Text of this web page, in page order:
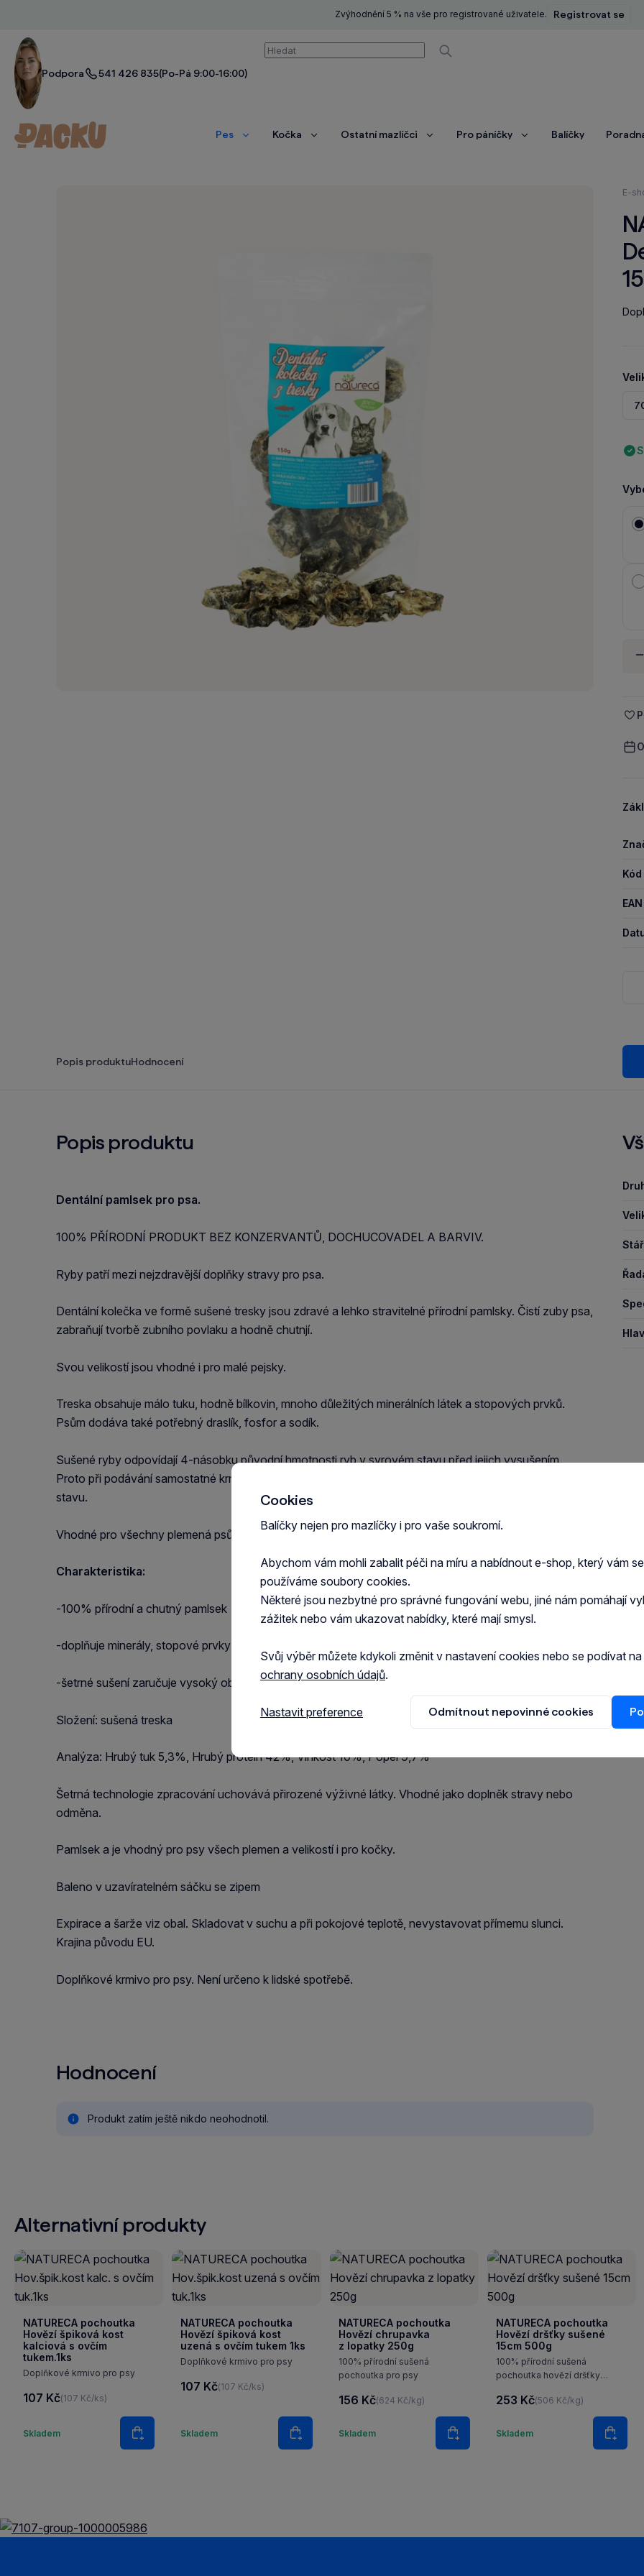
Zvýhodnění 5 % na vše pro registrované uživatele. Registrovat se
Podpora 541 426 835(Po-Pá 9:00-16:00)
Vyhledávání
Vyhledávat
Pes
ZobrazitKočka
ZobrazitOstatní mazlíčci
ZobrazitPro páníčky
ZobrazitBalíčky
zde:
E-
-
EAN
Popis produktuHodnocení
Popis produktu
Dentální pamlsek pro psa.
100% PŘÍRODNÍ PRODUKT BEZ KONZERVANTŮ, DOCHUCOVADEL A BARVIV.
Ryby patří mezi nejzdravější doplňky stravy pro psa.
Dentální kolečka ve formě sušené tresky jsou zdravé a lehko stravitelné přírodní pamlsky. Čistí zuby psa,
zabraňují tvorbě zubního povlaku a hodně chutnjí.
Svou velikostí jsou vhodné i pro malé pejsky.
Treska obsahuje málo tuku, hodně bílkovin, mnoho důležitých minerálních látek a stopových prvků.
Psům dodáva také potřebný draslík, fosfor a sodík.
Sušené ryby odpovídají 4-násobku původní hmotnosti ryb v syrovém stavu před jejich vysušením.
Proto při podávání samostatné krmné dávky sušených ryb počítame z původní hmotnosti v syrovém
stavu.
Vhodné pro všechny plemená psů všech věkových kategorií.
Charakteristika:
-100% přírodní a chutný pamlsek
-doplňuje minerály, stopové prvky a je zdrojem cenných bílkovin
-šetrné sušení zaručuje vysoký obsah přirozených živin a zachování nutričních hodnot
Složení: sušená treska
Analýza: Hrubý tuk 5,3%, Hrubý protein 42%, Vlhkost 10%, Popel 9,7%
Šetrná technologie zpracování uchovává přirozené výživné látky. Vhodné jako doplněk stravy nebo
odměna.
Pamlsek a je vhodný pro psy všech plemen a velikostí i pro kočky.
Baleno v uzavíratelném sáčku se zipem
Expirace a šarže viz obal. Skladovat v suchu a při pokojové teplotě, nevystavovat přímemu slunci.
Krajina původu EU.
Doplňkové krmivo pro psy. Není určeno k lidské spotřebě.
Hodnocení
Produkt zatím ještě nikdo neohodnotil.
Alternativní produkty
NATURECA pochoutka
Hovězí špiková kost
kalciová s ovčím
tukem.1ks
Doplňkové krmivo pro psy
107 Kč(107 Kč/ks)
Skladem
Množství
Do košíku
NATURECA pochoutka
Hovězí špiková kost
uzená s ovčím tukem 1ks
Doplňkové krmivo pro psy
107 Kč(107 Kč/ks)
Skladem
Množství
Do košíku
NATURECA pochoutka
Hovězí chrupavka
z lopatky 250g
100% přírodní sušená
pochoutka pro psy
156 Kč(624 Kč/kg)
Skladem
Množství
Do košíku
NATURECA pochoutka
Hovězí dršťky sušené
15cm 500g
100% přírodní sušená
pochoutka hovězí dršťky
253 Kč(506 Kč/kg)
Skladem
Množství
Do
Cookies
Balíčky nejen pro mazlíčky i pro vaše soukromí.
Abychom vám mohli zabalit péči na míru a nabídnout e-shop, který vám
používáme soubory cookies.
Některé jsou nezbytné pro správné fungování webu, jiné nám pomáhají
zážitek nebo vám ukazovat nabídky, které mají smysl.
Svůj výběr můžete kdykoli změnit v nastavení cookies nebo se podívat na
ochrany osobních údajů.
Nastavit preference Odmítnout nepovinné cookies